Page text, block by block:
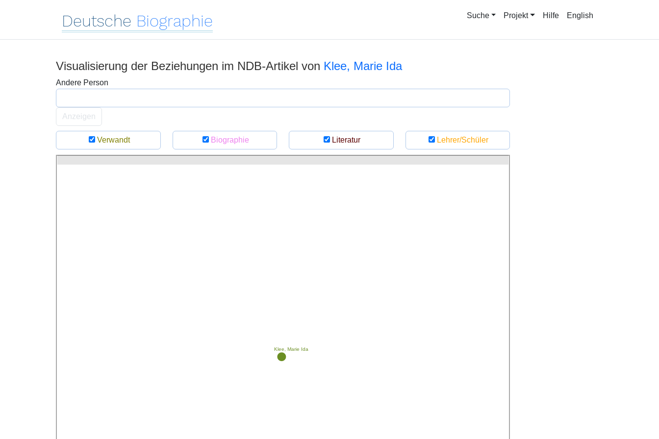
Deutsche Biographie Suche Projekt Hilfe English
Visualisierung der Beziehungen im NDB-Artikel von Klee, Marie Ida
Andere Person
Anzeigen
Verwandt Biographie Literatur Lehrer/Schüler
Klee, Marie Ida